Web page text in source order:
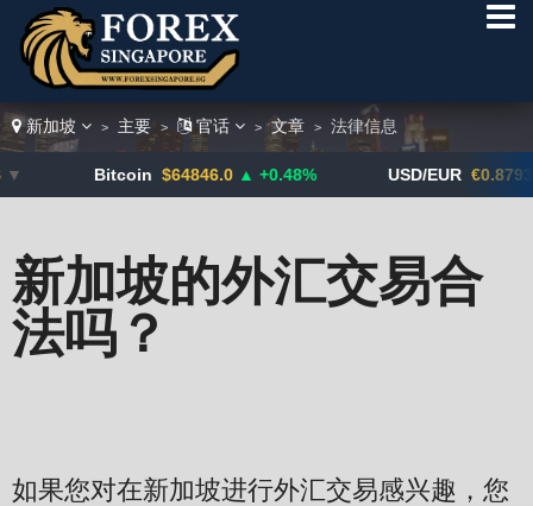
新加坡 > 主要 > 官话 > 文章 > 法律信息
Bitcoin $64846.0 ▲ +0.48% USD/EUR €0.8793 ▼
新加坡的外汇交易合
法吗？
如果您对在新加坡进行外汇交易感兴趣，您